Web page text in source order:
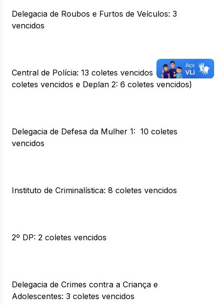
Delegacia de Roubos e Furtos de Veículos: 3
vencidos
Central de Polícia: 13 coletes vencidos (Deplan 1: 7
coletes vencidos e Deplan 2: 6 coletes vencidos)
Delegacia de Defesa da Mulher 1: 10 coletes
vencidos
Instituto de Criminalística: 8 coletes vencidos
2º DP: 2 coletes vencidos
Delegacia de Crimes contra a Criança e
Adolescentes: 3 coletes vencidos